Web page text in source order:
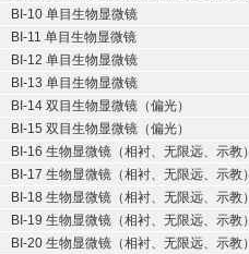
BI-10 单目生物显微镜
BI-11 单目生物显微镜
BI-12 单目生物显微镜
BI-13 单目生物显微镜
BI-14 双目生物显微镜（偏光）
BI-15 双目生物显微镜（偏光）
BI-16 生物显微镜（相衬、无限远、示教）
BI-17 生物显微镜（相衬、无限远、示教）
BI-18 生物显微镜（相衬、无限远、示教）
BI-19 生物显微镜（相衬、无限远、示教）
BI-20 生物显微镜（相衬、无限远、示教）